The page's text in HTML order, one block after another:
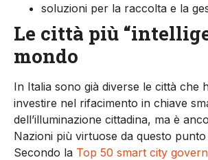
soluzioni per la raccolta e la
Le città più
mondo
In Italia sono già diverse le città che
investire nel rifacimento in chiave
dell’illuminazione cittadina, ma è
Nazioni più virtuose da questo punto
Secondo la Top 50 smart city